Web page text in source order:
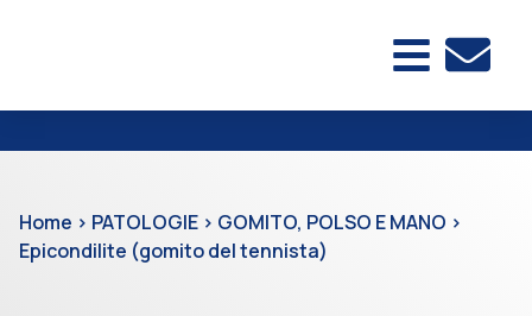
Home > PATOLOGIE > GOMITO, POLSO E MANO >
Epicondilite (gomito del tennista)